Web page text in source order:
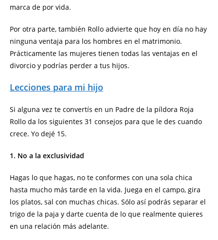
marca de por vida.
Por otra parte, también Rollo advierte que hoy en día no hay
ninguna ventaja para los hombres en el matrimonio.
Prácticamente las mujeres tienen todas las ventajas en el
divorcio y podrías perder a tus hijos.
Lecciones para mi hijo
Si alguna vez te convertís en un Padre de la píldora Roja
Rollo da los siguientes 31 consejos para que le des cuando
crece. Yo dejé 15.
1. No a la exclusividad
Hagas lo que hagas, no te conformes con una sola chica
hasta mucho más tarde en la vida. Juega en el campo, gira
los platos, sal con muchas chicas. Sólo así podrás separar el
trigo de la paja y darte cuenta de lo que realmente quieres
en una relación más adelante.